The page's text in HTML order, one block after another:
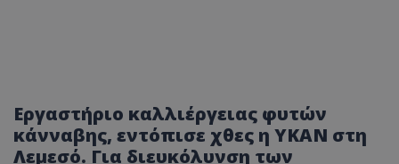
Εργαστήριο καλλιέργειας φυτών
κάνναβης, εντόπισε χθες η ΥΚΑΝ στη
Λεμεσό. Για διευκόλυνση των